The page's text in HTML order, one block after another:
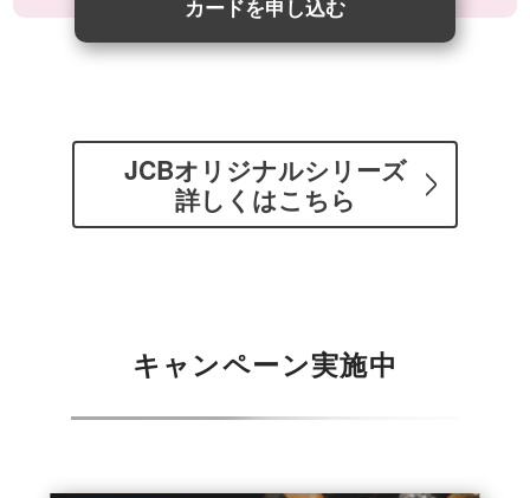
カードを申し込む
JCBオリジナルシリーズ
詳しくはこちら
キャンペーン実施中